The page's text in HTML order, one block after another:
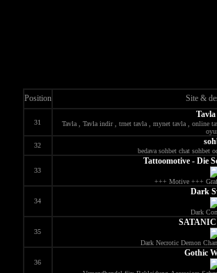
Position Site &
31
Tavla , Tavla indir , trnet tavla , mynet tavla , online
32
bedava sohbet chat sohbet
33
Tattoomotive - Die
+++ Motive +++
34
Dark
Dark
35
SATANIC
Dark Necrotic Demon
36
Gothic